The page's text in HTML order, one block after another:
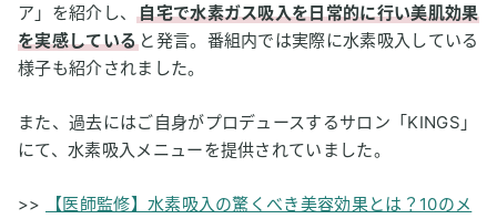
ア」を紹介し、自宅で水素ガス吸入を日常的に行い美肌効果
を実感している と発言。番組内では実際に水素吸入している
様子も紹介されました。
また、過去にはご自身がプロデュースするサロン「KINGS」
にて、水素吸入メニューを提供されていました。
>>
【医師監修】水素吸入の驚くべき美容効果とは？10のメ